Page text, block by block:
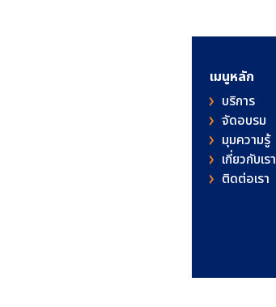
เมนูหลัก
บริการ
จัดอบรม
มุมความรู้
เกี่ยวกับเรา
ติดต่อเรา